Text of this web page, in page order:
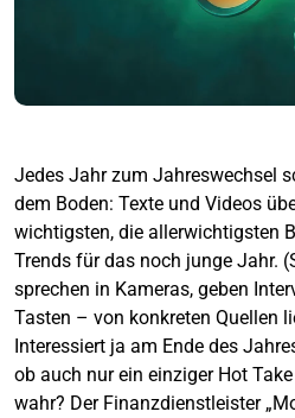
Jedes Jahr zum Jahreswechsel
dem Boden: Texte und Videos
wichtigsten, die allerwichtigsten
Trends für das noch junge Jahr.
sprechen in Kameras, geben
Tasten – von konkreten Quellen
Interessiert ja am Ende des
ob auch nur ein einziger Hot
wahr? Der Finanzdienstleister